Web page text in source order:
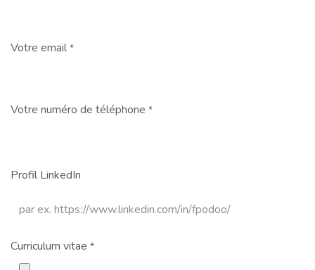
Votre email *
Votre numéro de téléphone *
Profil LinkedIn
Curriculum vitae *